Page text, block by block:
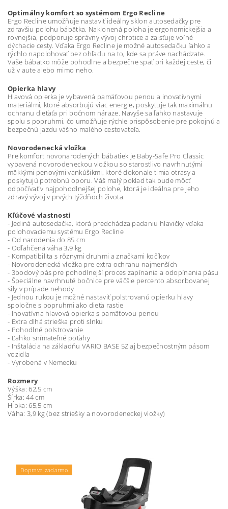
Optimálny komfort so systémom Ergo Recline
Ergo Recline umožňuje nastaviť ideálny sklon autosedačky pre
zdravšiu polohu bábätka. Naklonená poloha je ergonomickejšia a
rovnejšia, podporuje správny vývoj chrbtice a zaisťuje voľné
dýchacie cesty. Vďaka Ergo Recline je možné autosedačku ľahko a
rýchlo napolohovať bez ohľadu na to, kde sa práve nachádzate.
Vaše bábätko môže pohodlne a bezpečne spať pri každej ceste, či
už v aute alebo mimo neho.
Opierka hlavy
Hlavová opierka je vybavená pamäťovou penou a inovatívnymi
materiálmi, ktoré absorbujú viac energie, poskytuje tak maximálnu
ochranu dieťaťa pri bočnom náraze. Navyše sa ľahko nastavuje
spolu s popruhmi, čo umožňuje rýchle prispôsobenie pre pokojnú a
bezpečnú jazdu vášho malého cestovateľa.
Novorodenecká vložka
Pre komfort novonarodených bábätiek je Baby-Safe Pro Classic
vybavená novorodeneckou vložkou so starostlivo navrhnutými
mäkkými penovými vankúšikmi, ktoré dokonale tlmia otrasy a
poskytujú potrebnú oporu. Váš malý poklad tak bude môcť
odpočívať v najpohodlnejšej polohe, ktorá je ideálna pre jeho
zdravý vývoj v prvých týždňoch života.
Kľúčové vlastnosti
- Jediná autosedačka, ktorá predchádza padaniu hlavičky vďaka
polohovaciemu systému Ergo Recline
- Od narodenia do 85 cm
- Odľahčená váha 3,9 kg
- Kompatibilita s rôznymi druhmi a značkami kočíkov
- Novorodenecká vložka pre extra ochranu najmenších
- 3bodový pás pre pohodlnejší proces zapínania a odopínania pásu
- Špeciálne navrhnuté bočnice pre väčšie percento absorbovanej
sily v prípade nehody
- Jednou rukou je možné nastaviť polstrovanú opierku hlavy
spoločne s popruhmi ako dieťa rastie
- Inovatívna hlavová opierka s pamäťovou penou
- Extra dlhá strieška proti slnku
- Pohodlné polstrovanie
- Ľahko snímateľné poťahy
- Inštalácia na základňu VARIO BASE 5Z aj bezpečnostným pásom
vozidla
- Vyrobená v Nemecku
Rozmery
Výška: 62,5 cm
Šírka: 44 cm
Hĺbka: 65,5 cm
Váha: 3,9 kg (bez striešky a novorodeneckej vložky)
Doprava zadarmo